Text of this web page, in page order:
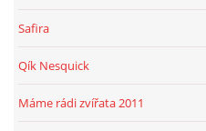
Safira
Qík Nesquick
Máme rádi zvířata 2011